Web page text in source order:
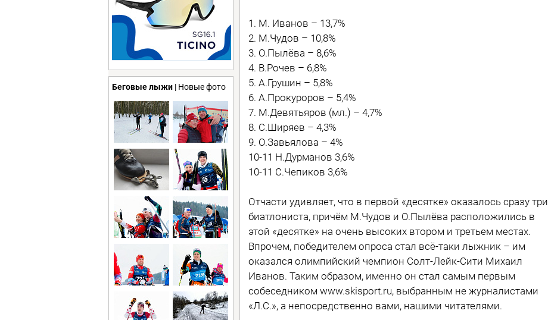
Беговые лыжи | Новые фото
1. М. Иванов – 13,7%
2. М.Чудов – 10,8%
3. О.Пылёва – 8,6%
4. В.Рочев – 6,8%
5. А.Грушин – 5,8%
6. А.Прокуроров – 5,4%
7. М.Девятьяров (мл.) – 4,7%
8. С.Ширяев – 4,3%
9. О.Завьялова – 4%
10-11 Н.Дурманов 3,6%
10-11 С.Чепиков 3,6%
Отчасти удивляет, что в первой «десятке» оказалось сразу три
биатлониста, причём М.Чудов и О.Пылёва расположились в
этой «десятке» на очень высоких втором и третьем местах.
Впрочем, победителем опроса стал всё-таки лыжник – им
оказался олимпийский чемпион Солт-Лейк-Сити Михаил
Иванов. Таким образом, именно он стал самым первым
собеседником www.skisport.ru, выбранным не журналистами
«Л.С.», а непосредственно вами, нашими читателями.